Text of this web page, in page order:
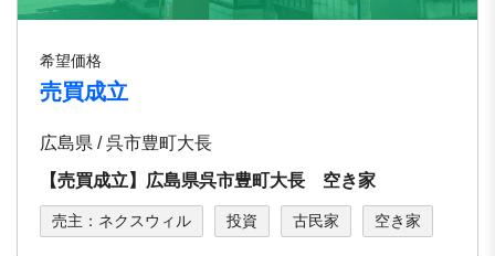
希望価格
売買成立
広島県 / 呉市豊町大長
【売買成立】広島県呉市豊町大長 空き家
売主：ネクスウィル 投資 古民家 空き家